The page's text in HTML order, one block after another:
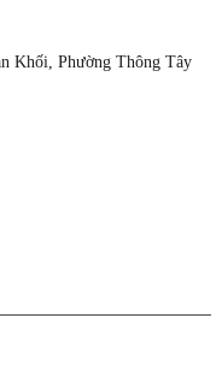
Khối, Phường Thông Tây